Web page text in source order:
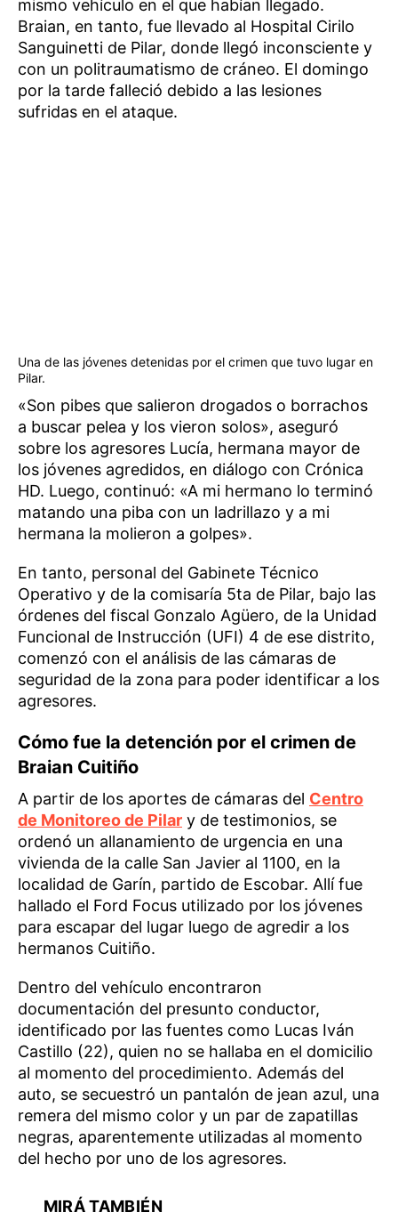
mismo vehículo en el que habían llegado.
Braian, en tanto, fue llevado al Hospital Cirilo
Sanguinetti de Pilar, donde llegó inconsciente y
con un politraumatismo de cráneo. El domingo
por la tarde falleció debido a las lesiones
sufridas en el ataque.
Una de las jóvenes detenidas por el crimen que tuvo lugar en
Pilar.
«Son pibes que salieron drogados o borrachos
a buscar pelea y los vieron solos», aseguró
sobre los agresores Lucía, hermana mayor de
los jóvenes agredidos, en diálogo con Crónica
HD. Luego, continuó: «A mi hermano lo terminó
matando una piba con un ladrillazo y a mi
hermana la molieron a golpes».
En tanto, personal del Gabinete Técnico
Operativo y de la comisaría 5ta de Pilar, bajo las
órdenes del fiscal Gonzalo Agüero, de la Unidad
Funcional de Instrucción (UFI) 4 de ese distrito,
comenzó con el análisis de las cámaras de
seguridad de la zona para poder identificar a los
agresores.
Cómo fue la detención por el crimen de
Braian Cuitiño
A partir de los aportes de cámaras del Centro
de Monitoreo de Pilar y de testimonios, se
ordenó un allanamiento de urgencia en una
vivienda de la calle San Javier al 1100, en la
localidad de Garín, partido de Escobar. Allí fue
hallado el Ford Focus utilizado por los jóvenes
para escapar del lugar luego de agredir a los
hermanos Cuitiño.
Dentro del vehículo encontraron
documentación del presunto conductor,
identificado por las fuentes como Lucas Iván
Castillo (22), quien no se hallaba en el domicilio
al momento del procedimiento. Además del
auto, se secuestró un pantalón de jean azul, una
remera del mismo color y un par de zapatillas
negras, aparentemente utilizadas al momento
del hecho por uno de los agresores.